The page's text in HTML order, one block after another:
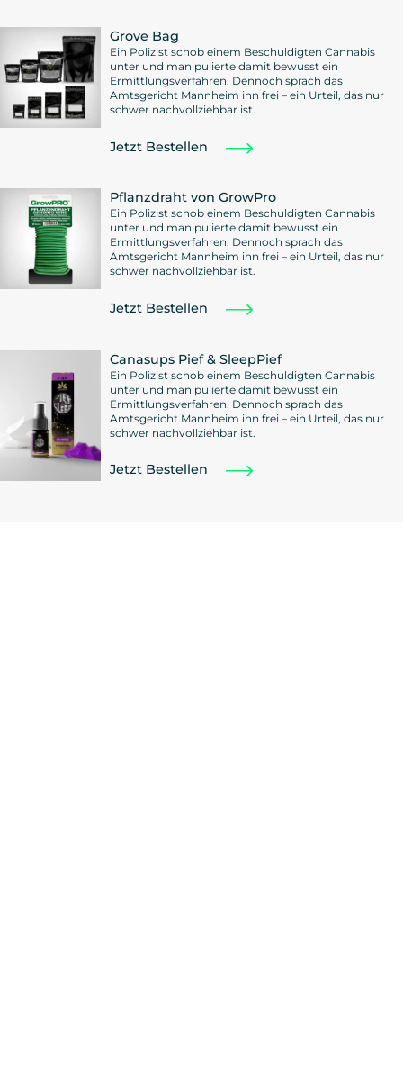
Grove Bag
Ein Polizist schob einem Beschuldigten Cannabis
unter und manipulierte damit bewusst ein
Ermittlungsverfahren. Dennoch sprach das
Amtsgericht Mannheim ihn frei – ein Urteil, das nur
schwer nachvollziehbar ist.
Jetzt Bestellen
Pflanzdraht von GrowPro
Ein Polizist schob einem Beschuldigten Cannabis
unter und manipulierte damit bewusst ein
Ermittlungsverfahren. Dennoch sprach das
Amtsgericht Mannheim ihn frei – ein Urteil, das nur
schwer nachvollziehbar ist.
Jetzt Bestellen
Canasups Pief & SleepPief
Ein Polizist schob einem Beschuldigten Cannabis
unter und manipulierte damit bewusst ein
Ermittlungsverfahren. Dennoch sprach das
Amtsgericht Mannheim ihn frei – ein Urteil, das nur
schwer nachvollziehbar ist.
Jetzt Bestellen